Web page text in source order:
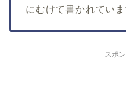
にむけて書かれていま
スポ